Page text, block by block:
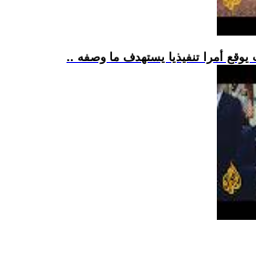
يوقع أمرا تنفيذيا يستهدف ما وصفه